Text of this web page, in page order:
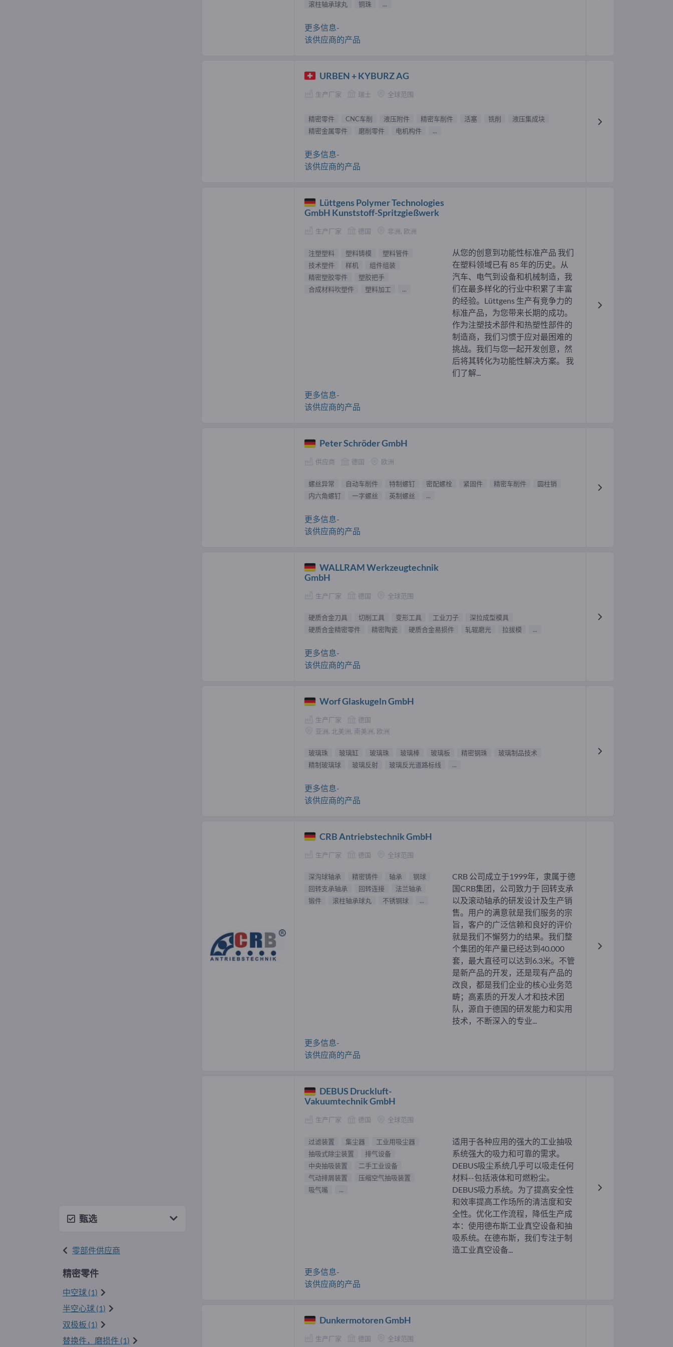
甄选
零部件供应商
精密零件
中空球 (1)
半空心球 (1)
双极板 (1)
替换件，磨损件 (1)
滚柱轴承球丸
铜珠 ...
更多信息-
该供应商的产品
URBEN + KYBURZ AG
生产厂家 瑞士 全球范围
精密零件 CNC车削 液压附件 精密车削件 活塞 铣削
液压集成块
精密金属零件
磨削零件 电机构件 ...
更多信息-
该供应商的产品
Lüttgens Polymer Technologies
GmbH Kunststoff-Spritzgießwerk
生产厂家 德国 非洲, 欧洲
注塑塑料 塑料铸模
塑料管件
技术塑件
样机
组件组装
精密塑胶零件
塑胶把手
合成材料吹塑件
塑料加工 ...
从您的创意到功能性标准产品 我们
在塑料领域已有 85 年的历史。从
汽车、电气到设备和机械制造，我
们在最多样化的行业中积累了丰富
的经验。Lüttgens 生产有竞争力的
标准产品，为您带来长期的成功。
作为注塑技术部件和热塑性部件的
制造商，我们习惯于应对最困难的
挑战。我们与您一起开发创意，然
后将其转化为功能性解决方案。 我
们了解...
更多信息-
该供应商的产品
Peter Schröder GmbH
供应商 德国 欧洲
螺丝异常 自动车削件 特制螺钉 密配螺栓 紧固件 精密车削件
圆柱销
内六角螺钉
一字螺丝 英制螺丝 ...
更多信息-
该供应商的产品
WALLRAM Werkzeugtechnik
GmbH
生产厂家 德国 全球范围
硬质合金刀具 切削工具 变形工具 工业刀子
深拉成型模具
硬质合金精密零件
精密陶瓷 硬质合金易损件 轧辊磨光 拉拔模 ...
更多信息-
该供应商的产品
Worf Glaskugeln GmbH
生产厂家
德国
亚洲, 北美洲, 南美洲, 欧洲
玻璃珠 玻璃缸 玻璃珠 玻璃棒 玻璃板 精密钢珠
玻璃制品技术
精制玻璃球
玻璃反射 玻璃反光道路标线 ...
更多信息-
该供应商的产品
CRB Antriebstechnik GmbH
生产厂家 德国 全球范围
深沟球轴承 精密铸件 轴承
钢球
回转支承轴承
回转连接
法兰轴承
锻件
滚柱轴承球丸 不锈钢球 ...
CRB 公司成立于1999年，隶属于德
国CRB集团，公司致力于 回转支承
以及滚动轴承的研发设计及生产销
售。用户的满意就是我们服务的宗
旨，客户的广泛信赖和良好的评价
就是我们不懈努力的结果。我们整
个集团的年产量已经达到40.000
套，最大直径可以达到6.3米。不管
是新产品的开发，还是现有产品的
改良，都是我们企业的核心业务范
畴；高素质的开发人才和技术团
队，源自于德国的研发能力和实用
技术，不断深入的专业...
更多信息-
该供应商的产品
DEBUS Druckluft-
Vakuumtechnik GmbH
生产厂家 德国 全球范围
过滤装置 集尘器
工业用吸尘器
抽吸式除尘装置
排气设备
中央抽吸装置
二手工业设备
气动排屑装置
压缩空气抽吸装置
吸气嘴
...
适用于各种应用的强大的工业抽吸
系统强大的吸力和可靠的需求。
DEBUS吸尘系统几乎可以吸走任何
材料--包括液体和可燃粉尘。
DEBUS吸力系统。为了提高安全性
和效率提高工作场所的清洁度和安
全性。优化工作流程，降低生产成
本：使用德布斯工业真空设备和抽
吸系统。在德布斯，我们专注于制
造工业真空设备...
更多信息-
该供应商的产品
Dunkermotoren GmbH
生产厂家 德国 全球范围